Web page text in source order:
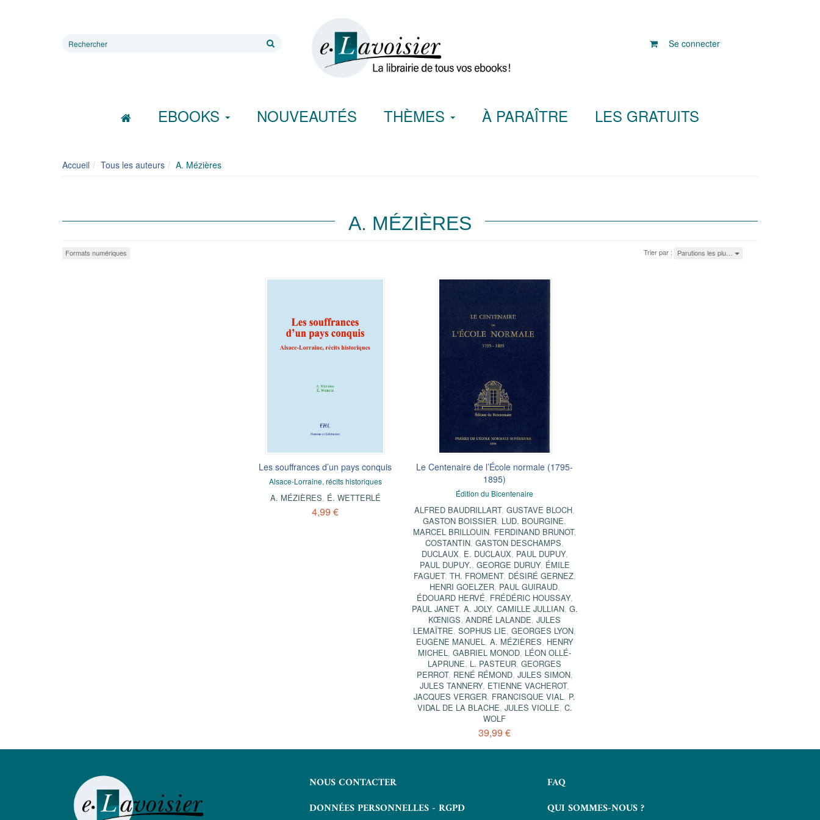
Rechercher
Se connecter
EBOOKS NOUVEAUTÉS THÈMES À PARAÎTRE LES GRATUITS
Accueil Tous les auteurs A. Mézières
A. MÉZIÈRES
Formats numériques Trier par : Parutions les plu…
Les souffrances d’un pays conquis
Alsace-Lorraine, récits historiques
A. MÉZIÈRES, É. WETTERLÉ
4,99 €
Le Centenaire de l’École normale (1795-
1895)
Édition du Bicentenaire
ALFRED BAUDRILLART,GUSTAVE BLOCH,
GASTON BOISSIER, LUD. BOURGINE,
MARCEL BRILLOUIN, FERDINAND BRUNOT,
COSTANTIN,GASTON DESCHAMPS,
DUCLAUX, E. DUCLAUX, PAUL DUPUY,
PAUL DUPUY., GEORGE DURUY, ÉMILE
FAGUET, TH. FROMENT, DÉSIRÉ GERNEZ,
HENRI GOELZER, PAUL GUIRAUD,
ÉDOUARD HERVÉ, FRÉDÉRIC HOUSSAY,
PAUL JANET, A. JOLY, CAMILLE JULLIAN, G.
KŒNIGS,ANDRÉ LALANDE,JULES
LEMAÎTRE,SOPHUS LIE,GEORGES LYON,
EUGÈNE MANUEL , A. MÉZIÈRES, HENRY
MICHEL ,GABRIEL MONOD, LÉON OLLÉ-
LAPRUNE, L. PASTEUR,GEORGES
PERROT, RENÉ RÉMOND, JULES SIMON,
JULES TANNERY, ETIENNE VACHEROT,
JACQUES VERGER, FRANCISQUE VIAL , P.
VIDAL DE LA BLACHE, JULES VIOLLE, C.
WOLF
39,99 €
NOUS CONTACTER
DONNÉES PERSONNELLES - RGPD
FAQ
QUI SOMMES-NOUS ?